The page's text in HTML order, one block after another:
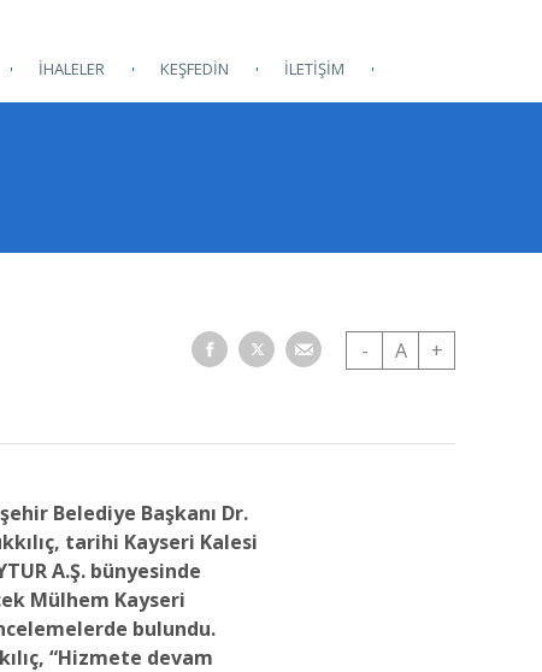
İHALELER KEŞFEDİN İLETİŞİM
- A +
Belediye Başkanı Dr.
tarihi Kayseri Kalesi
A.Ş. bünyesinde
Mülhem Kayseri
bulundu.
“Hizmete devam